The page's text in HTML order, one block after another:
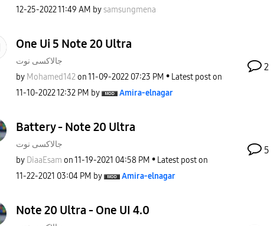
‎12-25-202211:49 AM bysamsungmena
One Ui 5 Note 20 Ultra
جالاكسى نوت
by Mohamed142 on‎11-09-2022 07:23 PM
Latest post on
‎11-10-202212:32 PM by Amira-elnagar
2
Battery - Note 20 Ultra
جالاكسى نوت
by DiaaEsam on‎11-19-2021 04:58 PM
Latest post on
‎11-22-2021 03:04 PM by Amira-elnagar
5
Note 20 Ultra - One UI 4.0